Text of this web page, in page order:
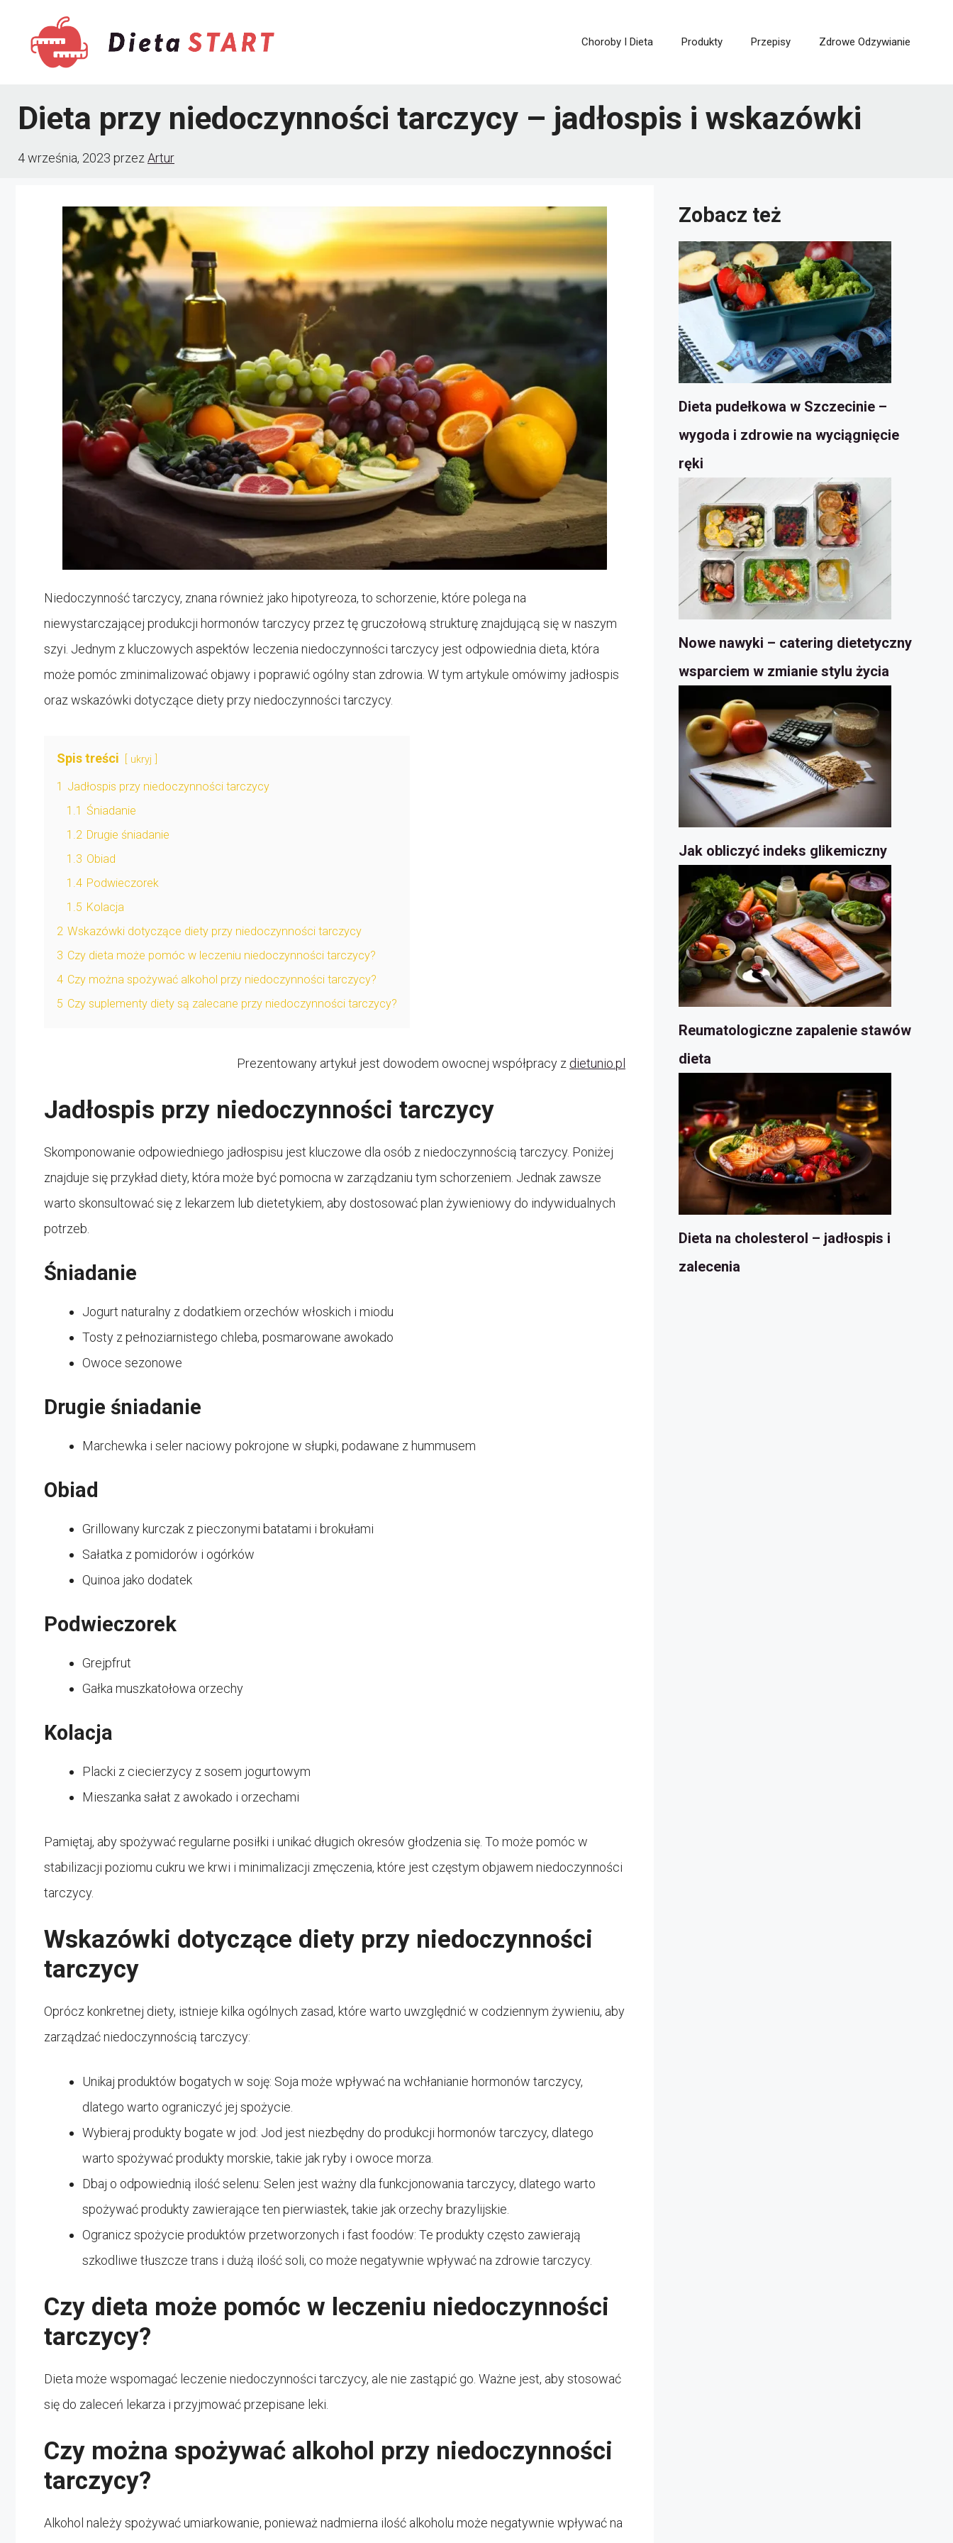
Choroby I Dieta Produkty Przepisy Zdrowe Odzywianie
Dieta przy niedoczynności tarczycy – jadłospis i wskazówki
4 września, 2023 przez Artur
Niedoczynność tarczycy, znana również jako hipotyreoza, to schorzenie, które polega na
niewystarczającej produkcji hormonów tarczycy przez tę gruczołową strukturę znajdującą się w naszym
szyi. Jednym z kluczowych aspektów leczenia niedoczynności tarczycy jest odpowiednia dieta, która
może pomóc zminimalizować objawy i poprawić ogólny stan zdrowia. W tym artykule omówimy jadłospis
oraz wskazówki dotyczące diety przy niedoczynności tarczycy.
Spis treści ukryj
1 Jadłospis przy niedoczynności tarczycy
1.1 Śniadanie
1.2 Drugie śniadanie
1.3 Obiad
1.4 Podwieczorek
1.5 Kolacja
2 Wskazówki dotyczące diety przy niedoczynności tarczycy
3 Czy dieta może pomóc w leczeniu niedoczynności tarczycy?
4 Czy można spożywać alkohol przy niedoczynności tarczycy?
5 Czy suplementy diety są zalecane przy niedoczynności tarczycy?
Prezentowany artykuł jest dowodem owocnej współpracy z dietunio.pl
Jadłospis przy niedoczynności tarczycy
Skomponowanie odpowiedniego jadłospisu jest kluczowe dla osób z niedoczynnością tarczycy. Poniżej
znajduje się przykład diety, która może być pomocna w zarządzaniu tym schorzeniem. Jednak zawsze
warto skonsultować się z lekarzem lub dietetykiem, aby dostosować plan żywieniowy do indywidualnych
potrzeb.
Śniadanie
Jogurt naturalny z dodatkiem orzechów włoskich i miodu
Tosty z pełnoziarnistego chleba, posmarowane awokado
Owoce sezonowe
Drugie śniadanie
Marchewka i seler naciowy pokrojone w słupki, podawane z hummusem
Obiad
Grillowany kurczak z pieczonymi batatami i brokułami
Sałatka z pomidorów i ogórków
Quinoa jako dodatek
Podwieczorek
Grejpfrut
Gałka muszkatołowa orzechy
Kolacja
Placki z ciecierzycy z sosem jogurtowym
Mieszanka sałat z awokado i orzechami
Pamiętaj, aby spożywać regularne posiłki i unikać długich okresów głodzenia się. To może pomóc w
stabilizacji poziomu cukru we krwi i minimalizacji zmęczenia, które jest częstym objawem niedoczynności
tarczycy.
Wskazówki dotyczące diety przy niedoczynności
tarczycy
Oprócz konkretnej diety, istnieje kilka ogólnych zasad, które warto uwzględnić w codziennym żywieniu, aby
zarządzać niedoczynnością tarczycy:
Unikaj produktów bogatych w soję: Soja może wpływać na wchłanianie hormonów tarczycy,
dlatego warto ograniczyć jej spożycie.
Wybieraj produkty bogate w jod: Jod jest niezbędny do produkcji hormonów tarczycy, dlatego
warto spożywać produkty morskie, takie jak ryby i owoce morza.
Dbaj o odpowiednią ilość selenu: Selen jest ważny dla funkcjonowania tarczycy, dlatego warto
spożywać produkty zawierające ten pierwiastek, takie jak orzechy brazylijskie.
Ogranicz spożycie produktów przetworzonych i fast foodów: Te produkty często zawierają
szkodliwe tłuszcze trans i dużą ilość soli, co może negatywnie wpływać na zdrowie tarczycy.
Czy dieta może pomóc w leczeniu niedoczynności
tarczycy?
Dieta może wspomagać leczenie niedoczynności tarczycy, ale nie zastąpić go. Ważne jest, aby stosować
się do zaleceń lekarza i przyjmować przepisane leki.
Czy można spożywać alkohol przy niedoczynności
tarczycy?
Alkohol należy spożywać umiarkowanie, ponieważ nadmierna ilość alkoholu może negatywnie wpływać na
Zobacz też
Dieta pudełkowa w Szczecinie –
wygoda i zdrowie na wyciągnięcie
ręki
Nowe nawyki – catering dietetyczny
wsparciem w zmianie stylu życia
Jak obliczyć indeks glikemiczny
Reumatologiczne zapalenie stawów
dieta
Dieta na cholesterol – jadłospis i
zalecenia